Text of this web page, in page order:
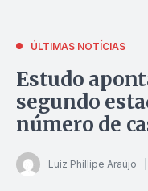
ÚLTIMAS NOTÍCIAS
Estudo
segundo
número de
Luiz Phillipe Araújo